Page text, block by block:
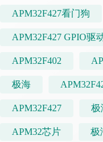
APM32F427看门狗
APM32F427 GPIO驱
APM32F402
极海
APM32F427 极
APM32芯片 极